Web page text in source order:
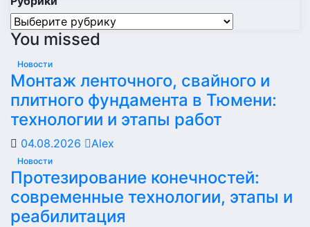
Рубрики
You missed
Новости
Монтаж ленточного, свайного и
плитного фундамента в Тюмени:
технологии и этапы работ
04.08.2026 Alex
Новости
Протезирование конечностей:
современные технологии, этапы и
реабилитация